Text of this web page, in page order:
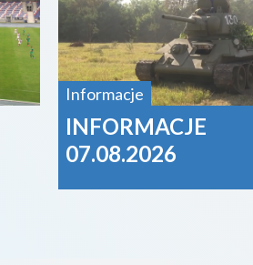
Informacje
INFORMACJE
07.08.2026